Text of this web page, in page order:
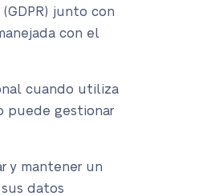
junto con
con el
cuando utiliza
puede gestionar
y mantener un
datos